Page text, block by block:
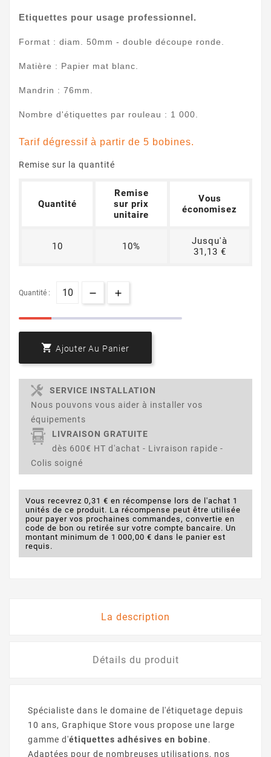
Etiquettes pour usage professionnel.
Format : diam. 50mm - double découpe ronde.
Matière : Papier mat blanc.
Mandrin : 76mm.
Nombre d'étiquettes par rouleau : 1 000.
Tarif dégressif à partir de 5 bobines.
Remise sur la quantité
Quantité
Remise
sur prix
unitaire
Vous
économisez
10 10%
Jusqu'à
31,13 €
Quantité :
 Ajouter Au Panier
SERVICE INSTALLATION
Nous pouvons vous aider à installer vos
équipements
LIVRAISON GRATUITE
dès 600€ HT d'achat - Livraison rapide -
Colis soigné
Vous recevrez 0,31 € en récompense lors de l'achat 1
unités de ce produit. La récompense peut être utilisée
pour payer vos prochaines commandes, convertie en
code de bon ou retirée sur votre compte bancaire. Un
montant minimum de 1 000,00 € dans le panier est
requis.
La description
Détails du produit
Spécialiste dans le domaine de l'étiquetage depuis
10 ans, Graphique Store vous propose une large
gamme d'étiquettes adhésives en bobine.
Adaptées pour de nombreuses utilisations, nos